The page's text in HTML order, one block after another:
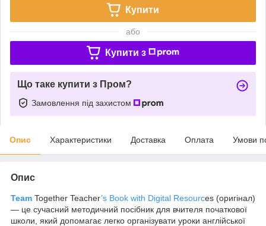
Купити
або
Купити з
Що таке купити з Пром?
Замовлення під захистом
Опис Характеристики Доставка Оплата Умови
Опис
Team Together Teacher’s Book with Digital Resources (оригінал)
— це сучасний методичний посібник для вчителя початкової
школи, який допомагає легко організувати уроки англійської